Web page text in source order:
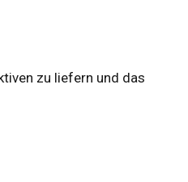
zu liefern und das